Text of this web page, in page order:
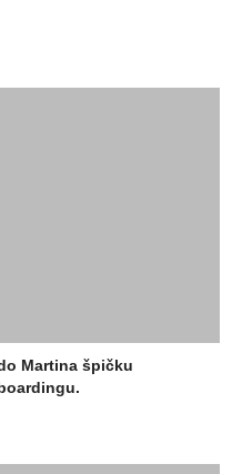
Martina špičku